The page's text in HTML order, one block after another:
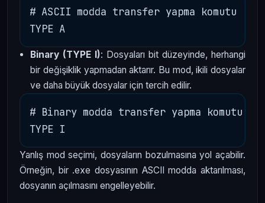
# ASCII modda transfer yapma komutu
Binary (TYPE I): Dosyaları bit düzeyinde, herhangi
bir değişiklik yapmadan aktarır. Bu mod, ikili dosyalar
ve daha büyük dosyalar için tercih edilir.
# Binary modda transfer yapma komutu
Yanlış mod seçimi, dosyaların bozulmasına yol açabilir.
Örneğin, bir .exe dosyasının ASCII modda aktarılması,
dosyanın açılmasını engelleyebilir.